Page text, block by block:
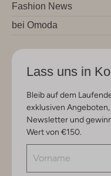
Fashion News
bei Omoda
Lass uns in
Bleib auf dem
exklusiven
Newsletter und
Wert von €150.